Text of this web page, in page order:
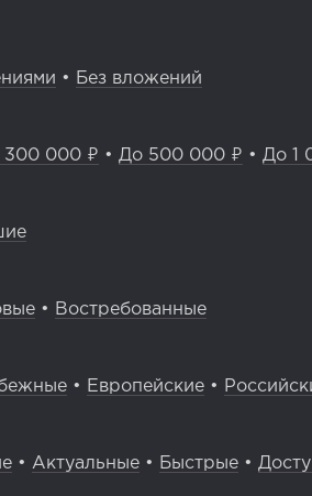
• Без вложений
300 000 ₽ • До 500 000 ₽ • До 1
• Востребованные
• Европейские •
• Актуальные • Быстрые •